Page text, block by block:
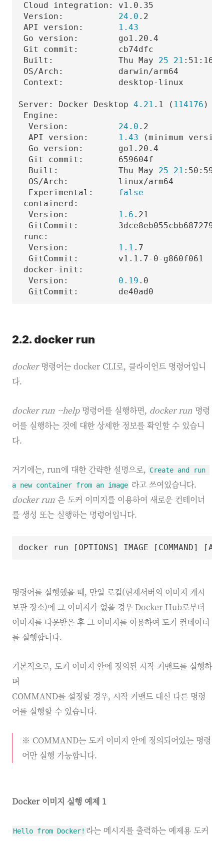
Cloud integration: v1.0.35
Version: 24.0 .2
API version:
1.43
Go version:        go1.20.4
Git commit:        cb74dfc
Built:             Thu May 25 21 :51:16
OS/Arch:           darwin/arm64
Context:           desktop-linux
Server: Docker Desktop 4.21 .1 ( 114176 )
Engine:
  Version:
24.0 .2
  API version:
1.43 (minimum
  Go version:       go1.20.4
  Git commit:       659604f
  Built:            Thu May
25 21 :50:59
  OS/Arch:          linux/arm64
  Experimental:
false
containerd:
  Version:
1.6 .21
GitCommit:
runc:
  Version:
1.1 .7
  GitCommit:        v1.1.7-0-g860f061
docker-init:
  Version:
0.19 .0
2.2. docker run
docker명령어는 docker CLI로, 클라이언트 명령어입니
다.
docker run --help명령어를 실행하면, docker run 명령
어를 실행하는 것에 대한 상세한 정보를 확인할 수 있습니
다.
거기에는, run에 대한 간략한 설명으로, Create and run
a new container from an image 라고 쓰여있습니다.
docker run 은 도커 이미지를 이용하여 새로운 컨테이너
를 생성 또는 실행하는 명령어입니다.
docker run [ OPTIONS] IMAGE [ COMMAND] [ARG
명령어를 실행했을 때, 만일 로컬(현재서버의 이미지 캐시
보관 장소)에 그 이미지가 없을 경우 Docker Hub로부터
이미지를 다운받은 후 그 이미지를 이용하여 도커 컨테이너
를 실행합니다.
기본적으로, 도커 이미지 안에 정의된 시작 커맨드를 실행하
며
COMMAND를 설정할 경우, 시작 커맨드 대신 다른 명령
어를 실행할 수 있습니다.
※ COMMAND는 도커 이미지 안에 정의되어있는 명령
어만 실행 가능합니다.
Docker 이미지 실행 예제 1
Hello from Docker! 라는 메시지를 출력하는 예제용 도커